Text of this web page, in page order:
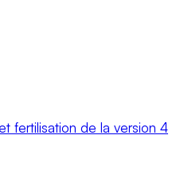
fertilisation de la version 4